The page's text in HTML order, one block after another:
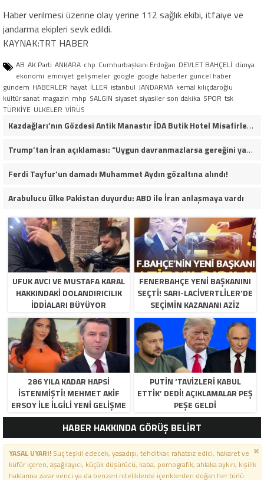
Haber verilmesi üzerine olay yerine 112 sağlık ekibi, itfaiye ve
jandarma ekipleri sevk edildi.
KAYNAK:TRT HABER
AB AK Parti ANKARA chp Cumhurbaşkanı Erdoğan DEVLET BAHÇELİ dünya
ekonomi emniyet gelişmeler google google haberler güncel haber
gündem HABERLER hayat İLLER istanbul JANDARMA kemal kılıçdaroğlu
kültür sanat magazin mhp SALGIN siyaset siyasiler son dakika SPOR tsk
TÜRKİYE ÜLKELER VİRÜS
Kazdağları’nın Gözdesi Antik Manastır İDA Butik Hotel Misafirlerinden Tam Not Alıyor
Trump’tan İran açıklaması: “Uygun davranmazlarsa gereğini yaparım”
Ferdi Tayfur’un damadı Muhammet Aydın gözaltına alındı!
Arabulucu ülke Pakistan duyurdu: ABD ile İran anlaşmaya vardı
UFUK AVCI VE MUSTAFA KARAL
HAKKINDAKI DOLANDIRICILIK
İDDIALARI BÜYÜYOR
FENERBAHÇE YENI BAŞKANINI
SEÇTI! SARI-LACIVERTLILER’DE
SEÇIMIN KAZANANI AZIZ
YILDIRIM OLDU
286 YILA KADAR HAPSI
ISTENMIŞTI! MEHMET AKIF
ERSOY ILE ILGILI YENI GELIŞME
PUTIN ‘TAVIZLERI KABUL
ETTIK’ DEDI! AÇIKLAMALAR PEŞ
PEŞE GELDI
HABER HAKKINDA GÖRÜŞ BELİRT
YASAL UYARI!Suç teşkil edecek, yasadışı, tehditkar, rahatsız edici, hakaret ve
küfür içeren, aşağılayıcı, küçük düşürücü, kaba, pornografik, ahlaka aykırı, kişilik
haklarına zarar verici ya da benzeri niteliklerde içeriklerden doğan her türlü